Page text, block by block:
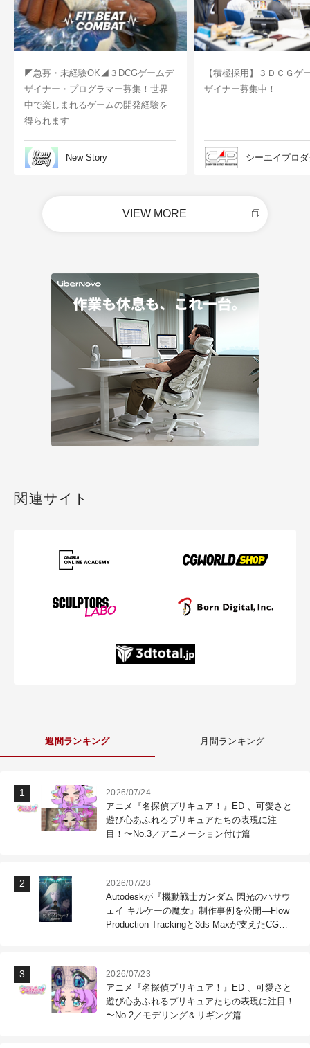
◤急募・未経験OK◢３DCGゲームデ
ザイナー・プログラマー募集！世界
中で楽しまれるゲームの開発経験を
得られます
New Story
【積極採用】３ＤＣＧゲ
ザイナー募集中！
シーエイプロ
VIEW MORE
関連サイト
週間ランキング 月間ランキング
2026/07/24
アニメ『名探偵プリキュア！』ED 、可愛さと
遊び心あふれるプリキュアたちの表現に注
目！〜No.3／アニメーション付け篇
2026/07/28
Autodeskが『機動戦士ガンダム 閃光のハサウ
ェイ キルケーの魔女』制作事例を公開―Flow
Production Trackingと3ds Maxが支えたCG制
2026/07/23
アニメ『名探偵プリキュア！』ED 、可愛さと
遊び心あふれるプリキュアたちの表現に注目！
〜No.2／モデリング＆リギング篇